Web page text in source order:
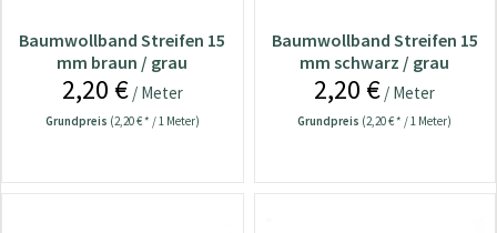
Baumwollband Streifen 15
mm braun / grau
2,20 €/ Meter
Grundpreis (2,20 € * / 1 Meter)
Baumwollband Streifen 15
mm schwarz / grau
2,20 € / Meter
Grundpreis (2,20 € * / 1 Meter)